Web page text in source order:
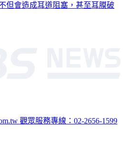
但會造成耳道阻塞，甚至耳膜破
觀眾服務專線：02-2656-1599